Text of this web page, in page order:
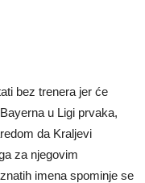
miliona eura?
600 dana. Odmah ide na
bez trenera jer će
u Ligi prvaka,
da Kraljevi
za njegovim
imena spominje se